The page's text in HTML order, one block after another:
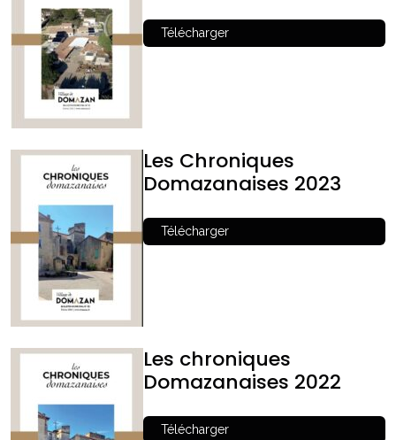
Télécharger
Les Chroniques
Domazanaises 2023
Télécharger
Les chroniques
Domazanaises 2022
Télécharger